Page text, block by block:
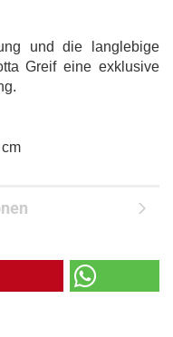
und die langlebige
Greif eine exklusive